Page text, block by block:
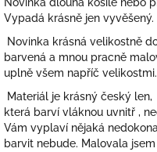
Vypadá krásně jen vyvěšený.
Novinka krásná velikostně
barvená a mnou pracně
uplně všem napříč
Materiál je krásný český
která barví vláknou uvnitř ,
Vám vyplaví nějaká
barvit nebude. Malovala